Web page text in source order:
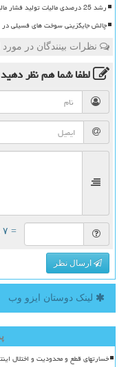
رشد 25 درصدی مالیات تولید فشار مالیاتی به سایر حوزه ها منتقل شد
چالش جایگزینی سوخت های فسیلی در
نظرات بینندگان در
لطفا شما همنظر دهید
= ۷ بعلاوه ۴
ارسال نظر
لینک دوستان ایزو وب
خسارتهای قطع و محدودیت و اختلال